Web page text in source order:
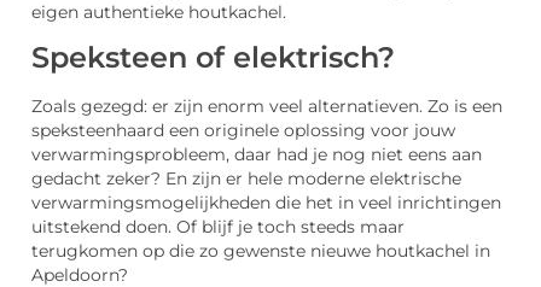
eigen authentieke houtkachel.
Speksteen of elektrisch?
Zoals gezegd: er zijn enorm veel alternatieven. Zo is een
speksteenhaard een originele oplossing voor jouw
verwarmingsprobleem, daar had je nog niet eens aan
gedacht zeker? En zijn er hele moderne elektrische
verwarmingsmogelijkheden die het in veel inrichtingen
uitstekend doen. Of blijf je toch steeds maar
terugkomen op die zo gewenste nieuwe houtkachel in
Apeldoorn?